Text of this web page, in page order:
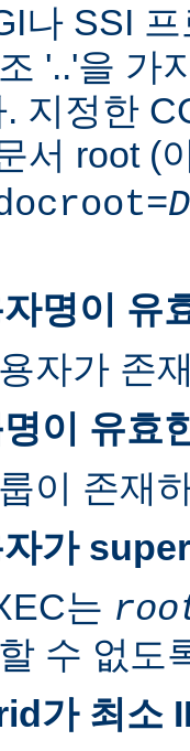
나 SSI
'..'을 가
지정한
서 root (
명이 유
자가 존
이 유효
이 존재
자가
는
수 없도
가 최소